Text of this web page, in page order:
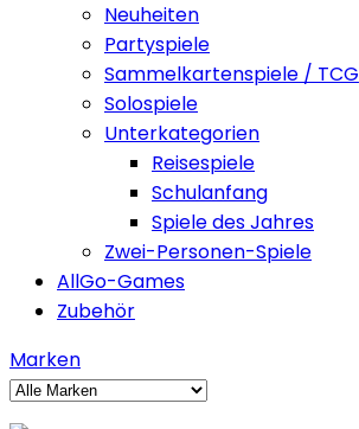
Neuheiten
Partyspiele
Sammelkartenspiele / TCG
Solospiele
Unterkategorien
Reisespiele
Schulanfang
Spiele des Jahres
Zwei-Personen-Spiele
AllGo-Games
Zubehör
Marken